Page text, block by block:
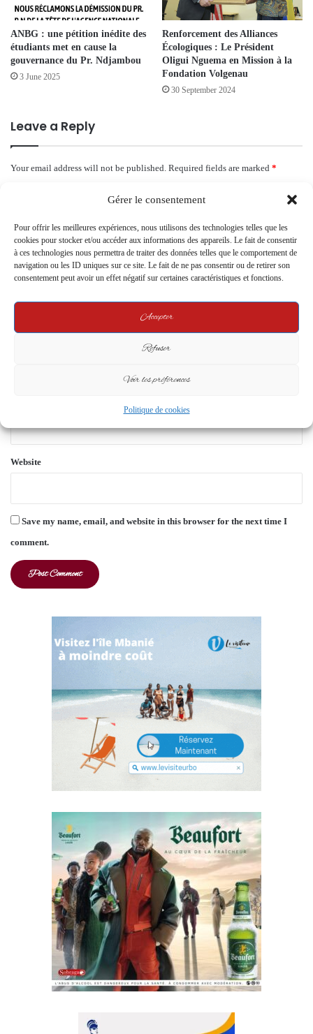
Gérer le consentement
Pour offrir les meilleures expériences, nous utilisons des technologies telles que les
cookies pour stocker et/ou accéder aux informations des appareils. Le fait de consentir
à ces technologies nous permettra de traiter des données telles que le comportement de
navigation ou les ID uniques sur ce site. Le fait de ne pas consentir ou de retirer son
consentement peut avoir un effet négatif sur certaines caractéristiques et fonctions.
Accepter
Refuser
Voir les préférences
Politique de cookies
ANBG : une pétition inédite des
étudiants met en cause la
gouvernance du Pr. Ndjambou
3 June 2025
Renforcement des Alliances
Écologiques : Le Président
Oligui Nguema en Mission à la
Fondation Volgenau
30 September 2024
Leave a Reply
Your email address will not be published. Required fields are marked *
m
m
e
Website
Save my name, email, and website in this browser for the next time I
comment.